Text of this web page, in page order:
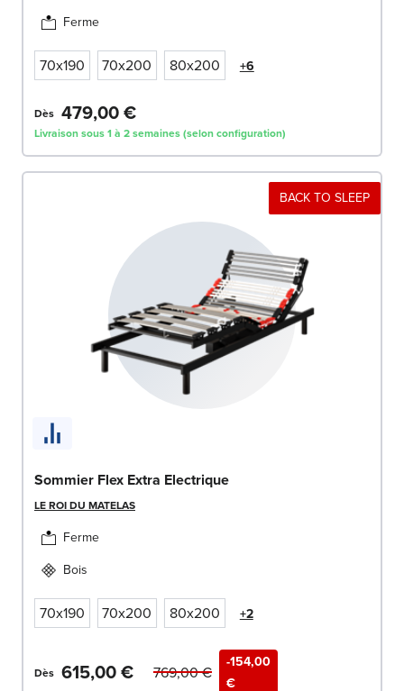
Ferme
70x190 70x200 80x200 +6
Dès 479,00 €
Livraison sous 1 à 2 semaines (selon configuration)
BACK TO SLEEP
Sommier Flex Extra Electrique
LE ROI DU MATELAS
Ferme
Bois
70x190 70x200 80x200 +2
Dès 615,00 €
-154,00
€
769,00 €